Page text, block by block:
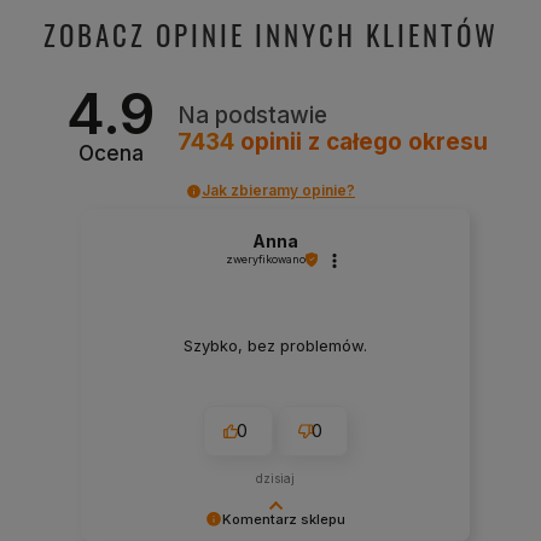
ZOBACZ OPINIE INNYCH KLIENTÓW
4.9
Ocena
Na podstawie
7434 opinii z całego okresu
Jak zbieramy opinie?
Komentarz sklepu
Anna
zweryfikowano
Szybko, bez problemów.
0 0
dzisiaj